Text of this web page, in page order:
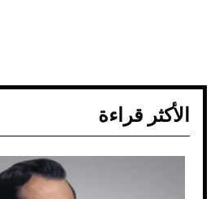
الأكثر قراءة